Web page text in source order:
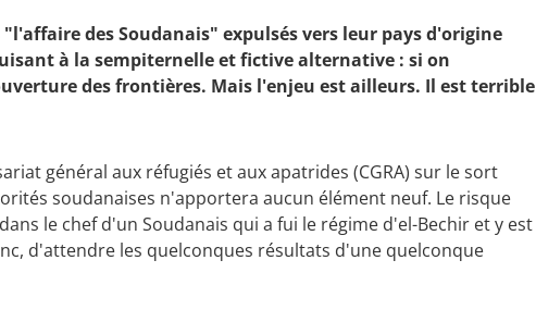
des Soudanais" expulsés vers leur pays d'origine
à la sempiternelle et fictive alternative : si on
des frontières. Mais l'enjeu est ailleurs. Il est terrible
général aux réfugiés et aux apatrides (CGRA) sur le sort
soudanaises n'apportera aucun élément neuf. Le risque
le chef d'un Soudanais qui a fui le régime d'el-Bechir et y est
d'attendre les quelconques résultats d'une quelconque